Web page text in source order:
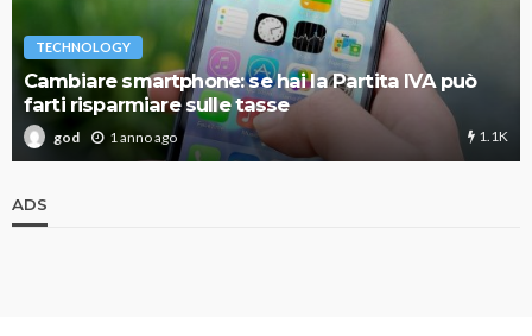
TECHNOLOGY
Cambiare smartphone: se hai la Partita IVA può
farti risparmiare sulle tasse
god 1 anno ago 1.1K
ADS